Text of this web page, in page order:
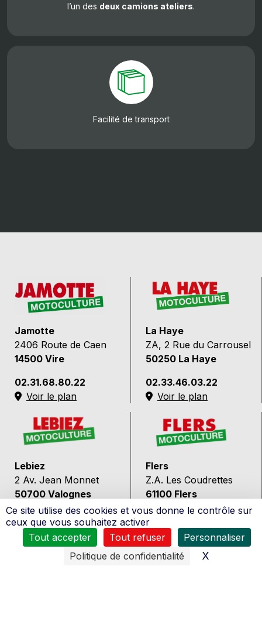
Ce site utilise des cookies et vous donne le contrôle sur
ceux que vous souhaitez activer
Tout accepter
Tout refuser
Personnaliser
Politique de confidentialité
X
l’un des deux camions ateliers.
Facilité de transport
Jamotte
2406 Route de Caen
14500 Vire
02.31.68.80.22
Voir le plan
La Haye
ZA, 2 Rue du Carrousel
50250 La Haye
02.33.46.03.22
Voir le plan
Lebiez
2 Av. Jean Monnet
50700 Valognes
02.33.41.66.17
Voir le plan
Flers
Z.A. Les Coudrettes
61100 Flers
02.33.65.31.31
Voir le plan